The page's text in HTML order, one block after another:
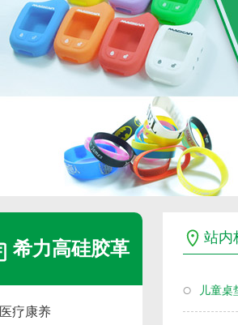
希力高硅胶革
医疗康养
站内
儿童桌